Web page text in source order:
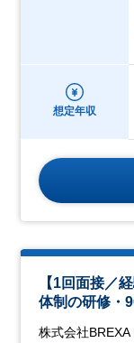
想定年収
【1回面接／
体制の研修・
株式会社